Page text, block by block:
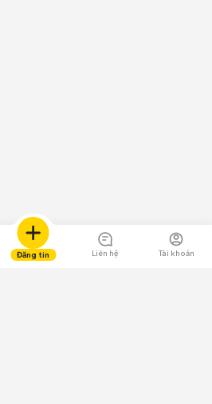
Đăng tin Liên hệ Tài khoản